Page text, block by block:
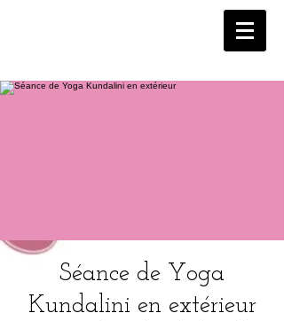
Séance de Yoga
Kundalini en extérieur